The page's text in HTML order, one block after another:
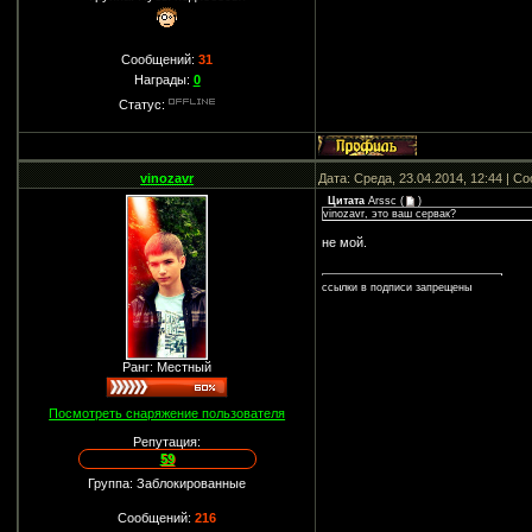
Сообщений:31
Награды: 0
Статус:
vinozavr Дата: Среда, 23.04.2014, 12:44 |
Ранг: Местный
Посмотреть снаряжение пользователя
Репутация:
59
Группа: Заблокированные
Сообщений:216
Цитата Arssc (
)
vinozavr, это ваш сервак?
не мой.
ссылки в подписи запрещены